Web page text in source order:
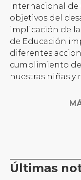
Internacional de
objetivos del
implicación de la
de Educación
diferentes
cumplimiento
nuestras niñas y
Últimas